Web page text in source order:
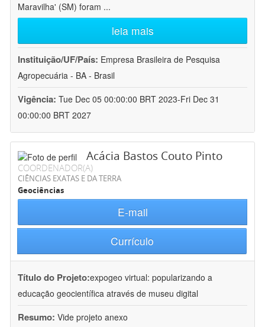
Maravilha' (SM) foram ...
leia mais
Instituição/UF/País: Empresa Brasileira de Pesquisa
Agropecuária - BA - Brasil
Vigência: Tue Dec 05 00:00:00 BRT 2023-Fri Dec 31
00:00:00 BRT 2027
Acácia Bastos Couto Pinto
COORDENADOR(A)
CIÊNCIAS EXATAS E DA TERRA
Geociências
E-mail
Currículo
Título do Projeto:expogeo virtual: popularizando a
educação geocientífica através de museu digital
Resumo: Vide projeto anexo